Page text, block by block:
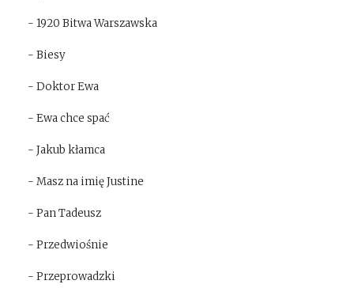
- 1920 Bitwa Warszawska
- Biesy
- Doktor Ewa
- Ewa chce spać
- Jakub kłamca
- Masz na imię Justine
- Pan Tadeusz
- Przedwiośnie
- Przeprowadzki